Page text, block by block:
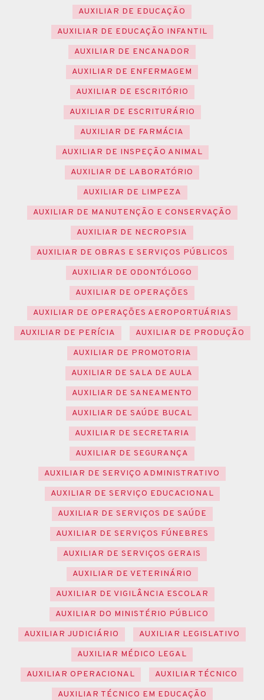
AUXILIAR DE EDUCAÇÃO
AUXILIAR DE EDUCAÇÃO INFANTIL
AUXILIAR DE ENCANADOR
AUXILIAR DE ENFERMAGEM
AUXILIAR DE ESCRITÓRIO
AUXILIAR DE ESCRITURÁRIO
AUXILIAR DE FARMÁCIA
AUXILIAR DE INSPEÇÃO ANIMAL
AUXILIAR DE LABORATÓRIO
AUXILIAR DE LIMPEZA
AUXILIAR DE MANUTENÇÃO E CONSERVAÇÃO
AUXILIAR DE NECROPSIA
AUXILIAR DE OBRAS E SERVIÇOS PÚBLICOS
AUXILIAR DE ODONTÓLOGO
AUXILIAR DE OPERAÇÕES
AUXILIAR DE OPERAÇÕES AEROPORTUÁRIAS
AUXILIAR DE PERÍCIA
AUXILIAR DE PRODUÇÃO
AUXILIAR DE PROMOTORIA
AUXILIAR DE SALA DE AULA
AUXILIAR DE SANEAMENTO
AUXILIAR DE SAÚDE BUCAL
AUXILIAR DE SECRETARIA
AUXILIAR DE SEGURANÇA
AUXILIAR DE SERVIÇO ADMINISTRATIVO
AUXILIAR DE SERVIÇO EDUCACIONAL
AUXILIAR DE SERVIÇOS DE SAÚDE
AUXILIAR DE SERVIÇOS FÚNEBRES
AUXILIAR DE SERVIÇOS GERAIS
AUXILIAR DE VETERINÁRIO
AUXILIAR DE VIGILÂNCIA ESCOLAR
AUXILIAR DO MINISTÉRIO PÚBLICO
AUXILIAR JUDICIÁRIO
AUXILIAR LEGISLATIVO
AUXILIAR MÉDICO LEGAL
AUXILIAR OPERACIONAL
AUXILIAR TÉCNICO
AUXILIAR TÉCNICO EM EDUCAÇÃO